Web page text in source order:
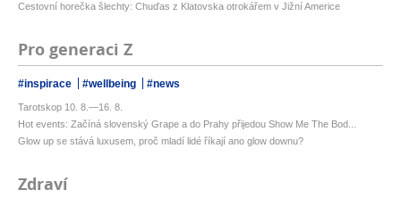
Cestovní horečka šlechty: Chuďas z Klatovska otrokářem v Jižní Americe
Pro generaci Z
#inspirace #wellbeing #news
Tarotskop 10. 8.—16. 8.
Hot events: Začíná slovenský Grape a do Prahy přijedou Show Me The Bod...
Glow up se stává luxusem, proč mladí lidé říkají ano glow downu?
Zdraví